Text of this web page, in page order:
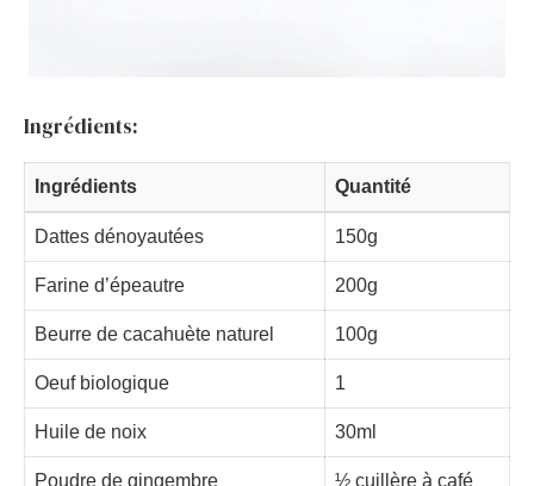
Ingrédients:
Ingrédients Quantité
Dattes dénoyautées 150g
Farine d’épeautre 200g
Beurre de cacahuète naturel 100g
Oeuf biologique 1
Huile de noix 30ml
Poudre de gingembre ½ cuillère à café